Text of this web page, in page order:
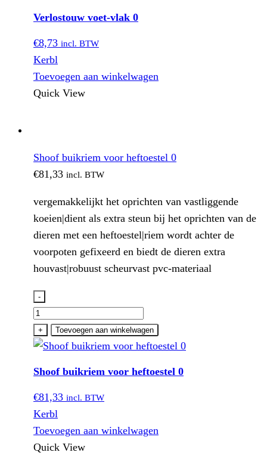
aantal
Verlostouw voet-vlak 0
€8,73 incl. BTW
Kerbl
Toevoegen aan winkelwagen
Quick View
Shoof buikriem voor heftoestel 0
€81,33 incl. BTW
vergemakkelijkt het oprichten van vastliggende
koeien|dient als extra steun bij het oprichten van de
dieren met een heftoestel|riem wordt achter de
voorpoten gefixeerd en biedt de dieren extra
houvast|robuust scheurvast pvc-materiaal
-
Shoof
buikriem
voor
0
aantal
+ Toevoegen aan winkelwagen
Shoof buikriem voor heftoestel 0
€81,33 incl. BTW
Kerbl
Toevoegen aan winkelwagen
Quick View